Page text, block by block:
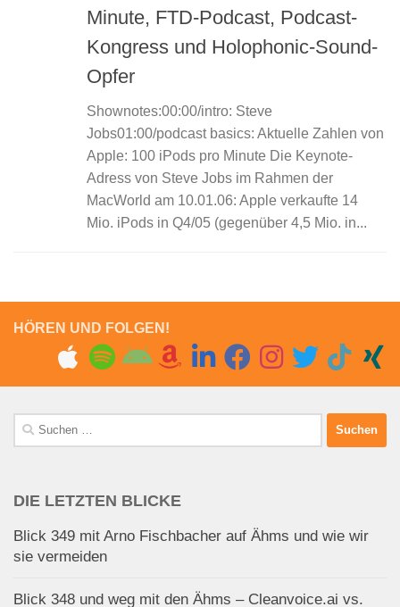
Minute, FTD-Podcast, Podcast-
Kongress und Holophonic-Sound-
Opfer
Shownotes:00:00/intro: Steve
Jobs01:00/podcast basics: Aktuelle Zahlen von
Apple: 100 iPods pro Minute Die Keynote-
Adress von Steve Jobs im Rahmen der
MacWorld am 10.01.06: Apple verkaufte 14
Mio. iPods in Q4/05 (gegenüber 4,5 Mio. in...
HÖREN UND FOLGEN!
Suchen
nach:
DIE LETZTEN BLICKE
Blick 349 mit Arno Fischbacher auf Ähms und wie wir
sie vermeiden
Blick 348 und weg mit den Ähms – Cleanvoice.ai vs.